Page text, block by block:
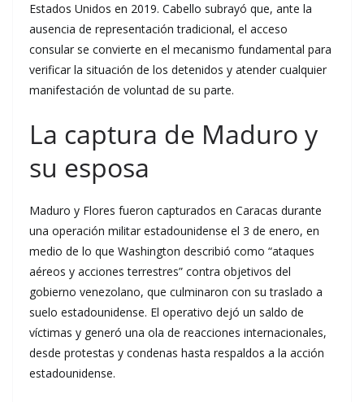
Estados Unidos en 2019. Cabello subrayó que, ante la
ausencia de representación tradicional, el acceso
consular se convierte en el mecanismo fundamental para
verificar la situación de los detenidos y atender cualquier
manifestación de voluntad de su parte.
La captura de Maduro y
su esposa
Maduro y Flores fueron capturados en Caracas durante
una operación militar estadounidense el 3 de enero, en
medio de lo que Washington describió como “ataques
aéreos y acciones terrestres” contra objetivos del
gobierno venezolano, que culminaron con su traslado a
suelo estadounidense. El operativo dejó un saldo de
víctimas y generó una ola de reacciones internacionales,
desde protestas y condenas hasta respaldos a la acción
estadounidense.